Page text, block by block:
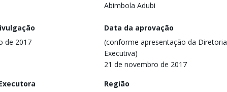
Abimbola Adubi
de 2017
Data da aprovação
(conforme apresentação da Diretoria
Executiva)
21 de novembro de 2017
Região